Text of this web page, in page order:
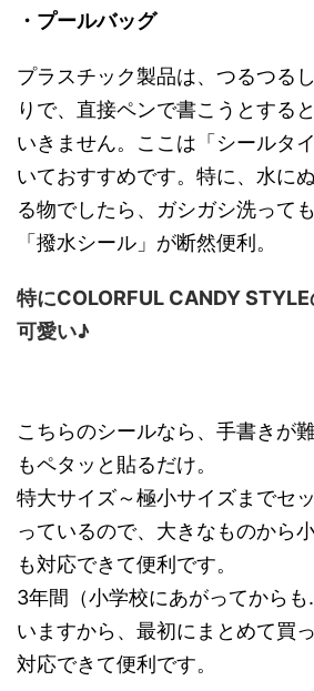
・プールバッグ
プラスチック製品は、つるつる
りで、直接ペンで書こうとする
いきません。ここは「シールタ
いておすすめです。特に、水に
る物でしたら、ガシガシ洗って
「撥水シール」が断然便利。
特にCOLORFUL CANDY
可愛い♪
こちらのシールなら、手書きが
もペタッと貼るだけ。
特大サイズ～極小サイズまでセ
っているので、大きなものから
も対応できて便利です。
3年間（小学校にあがってから
いますから、最初にまとめて買
対応できて便利です。